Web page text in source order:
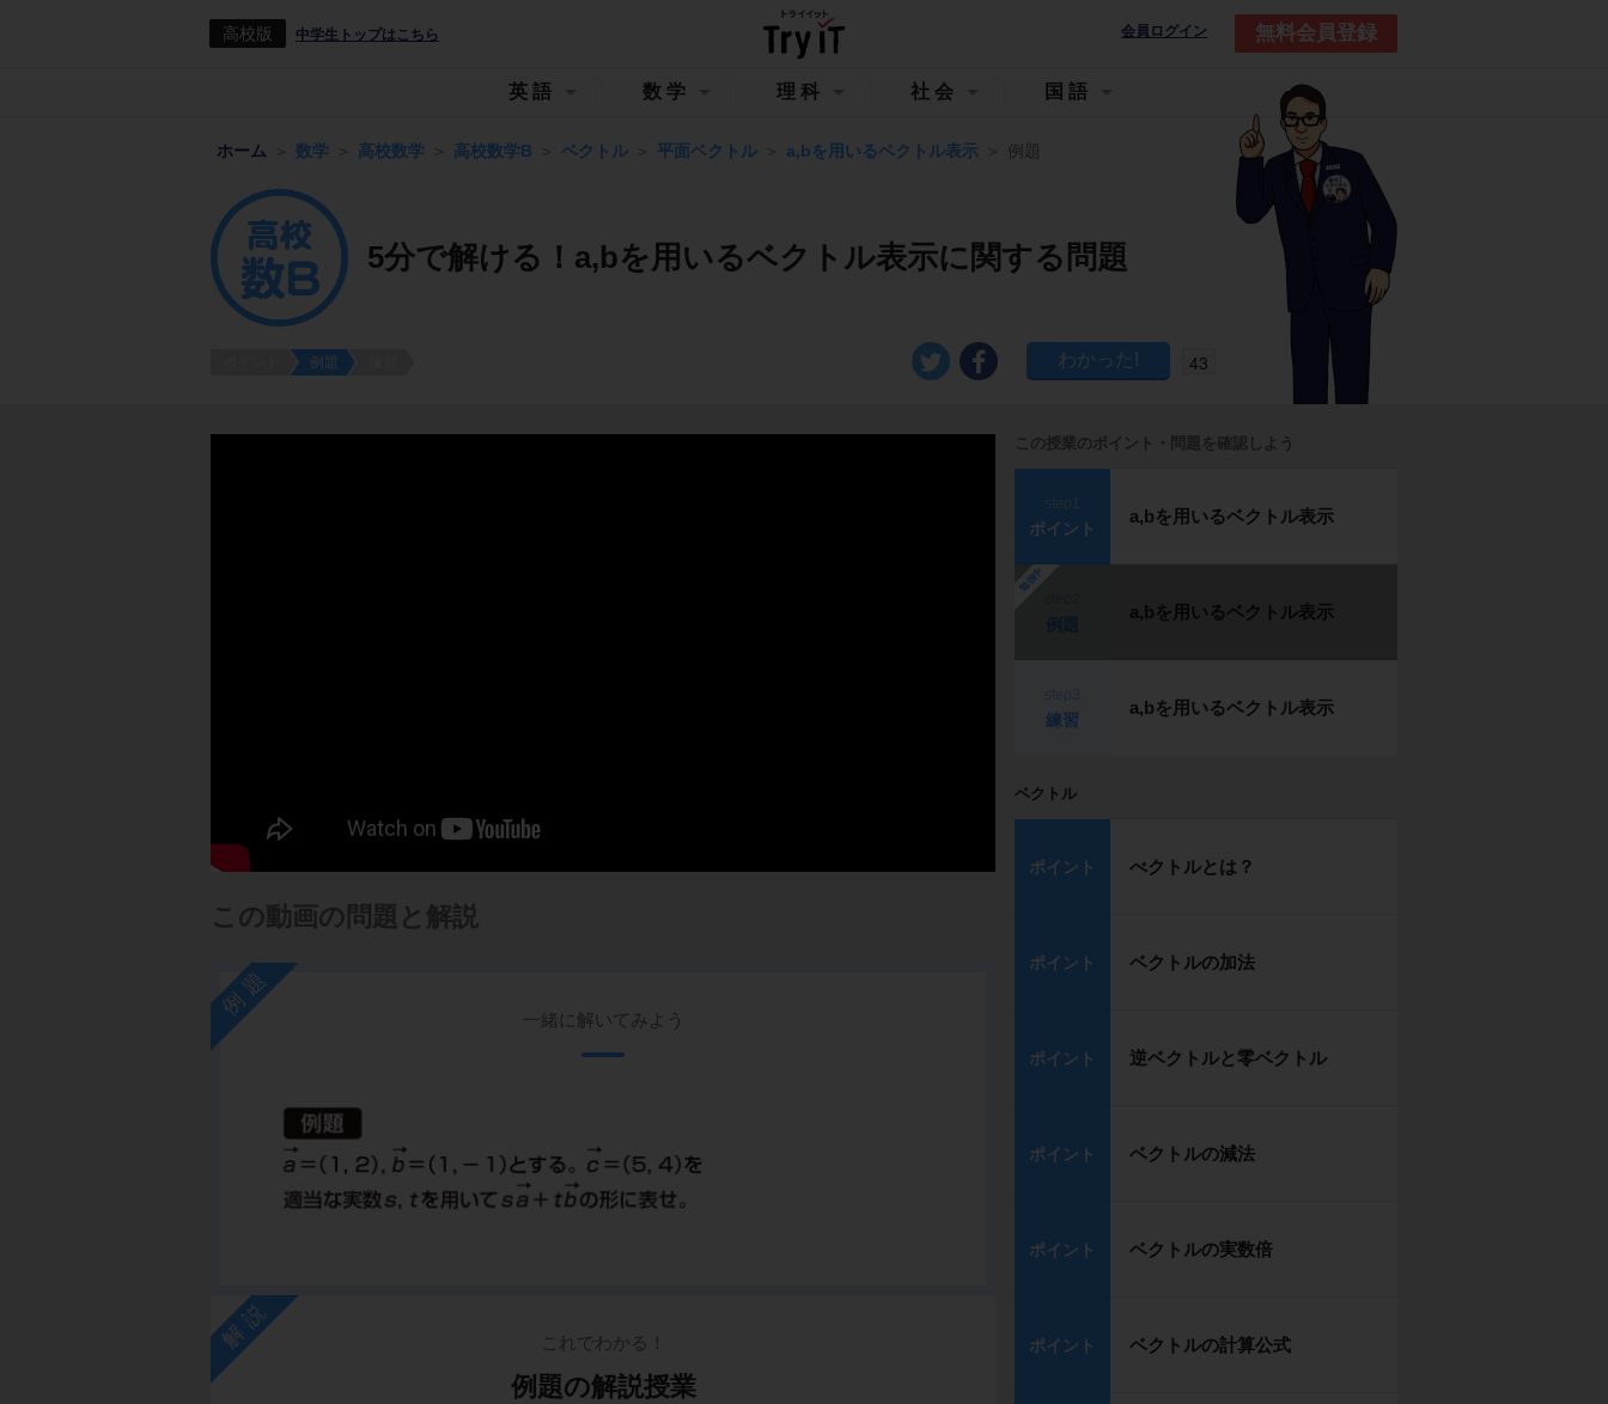
高校版 中学生トップはこちら 会員ログイン 無料会員登録
英語 数学 理科 社会 国語
ホーム 数学 高校数学 高校数学B ベクトル 平面ベクトル a,bを用いるベクトル表示 例題
5分で解ける！a,bを用いるベクトル表示に関する問題
例題 43
この動画の問題と解説
例題 一緒に解いてみよう
解説 これでわかる！
例題の解説授業
この授業のポイント・問題を確認しよう
ポイント
a,bを用いるベクトル表示
勉強中
a,bを用いるベクトル表示
練習
a,bを用いるベクトル表示
ベクトル
ポイント べクトルとは？
ポイント ベクトルの加法
ポイント 逆ベクトルと零ベクトル
ポイント ベクトルの減法
ポイント ベクトルの実数倍
ポイント ベクトルの計算公式